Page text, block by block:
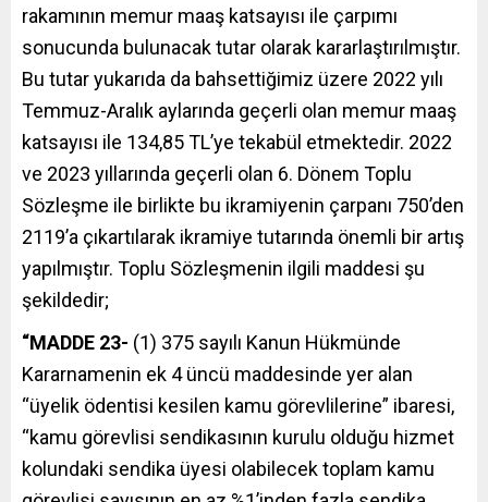
rakamının memur maaş katsayısı ile çarpımı
sonucunda bulunacak tutar olarak kararlaştırılmıştır.
Bu tutar yukarıda da bahsettiğimiz üzere 2022 yılı
Temmuz-Aralık aylarında geçerli olan memur maaş
katsayısı ile 134,85 TL’ye tekabül etmektedir. 2022
ve 2023 yıllarında geçerli olan 6. Dönem Toplu
Sözleşme ile birlikte bu ikramiyenin çarpanı 750’den
2119’a çıkartılarak ikramiye tutarında önemli bir artış
yapılmıştır. Toplu Sözleşmenin ilgili maddesi şu
şekildedir;
“MADDE 23- (1) 375 sayılı Kanun Hükmünde
Kararnamenin ek 4 üncü maddesinde yer alan
“üyelik ödentisi kesilen kamu görevlilerine” ibaresi,
“kamu görevlisi sendikasının kurulu olduğu hizmet
kolundaki sendika üyesi olabilecek toplam kamu